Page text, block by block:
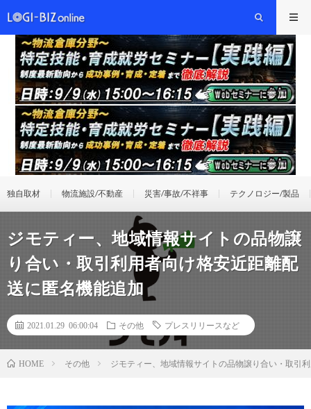
独自取材 物流施設/不動産 災害/事故/不祥事 テクノロジー/製品
ジモティー、地域情報サイトの品物譲
り合い・取引利用者向け格安近距離配
送に匿名機能追加
2021.01.29 06:00:04 その他 プレスリリースなど
HOME その他 ジモティー、地域情報サイトの品物譲り合い・取引